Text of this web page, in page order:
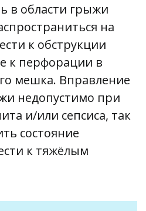
в области грыжи
на
к обструкции
к перфорации в
мешка. Вправление
недопустимо при
и/или сепсиса, так
состояние
к тяжёлым